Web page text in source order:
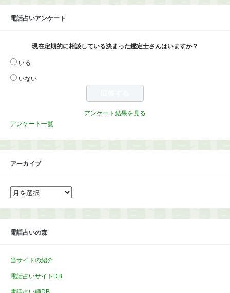
電話占いアンケート
現在定期的に相談している決まった鑑定士さんはいますか？
いる
いない
アンケート結果を見る
アンケート一覧
アーカイブ
ア
ー
イ
電話占いの森
当サイトの紹介
電話占いサイトDB